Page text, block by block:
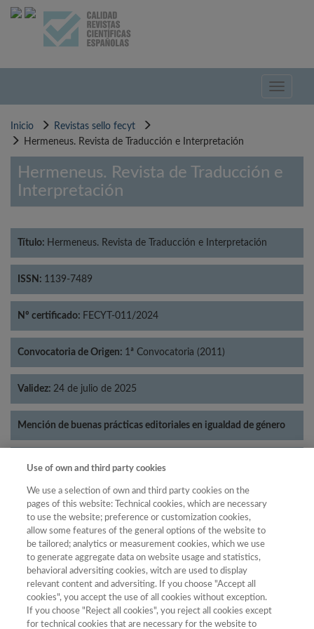
Pasar
Toggle
Inicio
Revistas sello fecyt
Hermeneus. Revista de Traducción e Interpretación
Hermeneus. Revista de Traducción e
Interpretación
Título: Hermeneus. Revista de Traducción e Interpretación
ISSN: 1139-7489
Nº certificado: FECYT-011/2024
Convocatoria de Origen: 1ª Convocatoria (2011)
Validez: 24 de julio de 2025
Mención de buenas prácticas editoriales en igualdad de género
Categorías: Lingüística
Año
Año Filtrar
Use of own and third party cookies
We use a selection of own and third party cookies on the
pages of this website: Technical cookies, which are necessary
to use the website; preference or customization cookies,
allow some features of the general options of the website to
be tailored; analytics or measurement cookies, which we use
to generate aggregate data on website usage and statistics,
behavioral adversiting cookies, witch are used to display
relevant content and adversiting. If you choose "Accept all
cookies", you accept the use of all cookies without exception.
If you choose "Reject all cookies", you reject all cookies except
for technical cookies that are necessary for the website to